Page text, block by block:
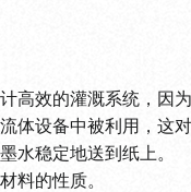
高效的灌溉系统，因
体设备中被利用，这
水稳定地送到纸上。
料的性质。